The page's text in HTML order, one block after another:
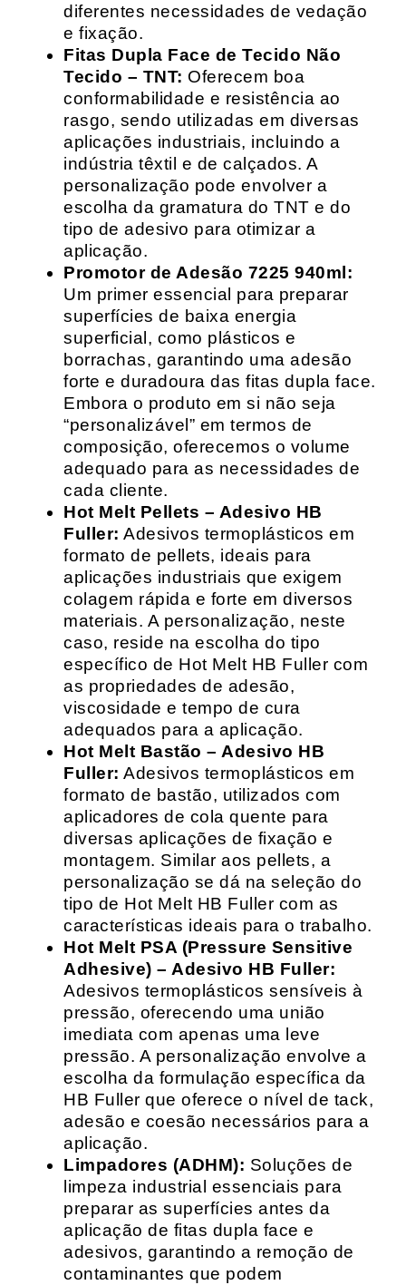
diferentes necessidades de vedação
e fixação.
Fitas Dupla Face de Tecido Não
Tecido – TNT: Oferecem boa
conformabilidade e resistência ao
rasgo, sendo utilizadas em diversas
aplicações industriais, incluindo a
indústria têxtil e de calçados. A
personalização pode envolver a
escolha da gramatura do TNT e do
tipo de adesivo para otimizar a
aplicação.
Promotor de Adesão 7225 940ml:
Um primer essencial para preparar
superfícies de baixa energia
superficial, como plásticos e
borrachas, garantindo uma adesão
forte e duradoura das fitas dupla face.
Embora o produto em si não seja
“personalizável” em termos de
composição, oferecemos o volume
adequado para as necessidades de
cada cliente.
Hot Melt Pellets – Adesivo HB
Fuller: Adesivos termoplásticos em
formato de pellets, ideais para
aplicações industriais que exigem
colagem rápida e forte em diversos
materiais. A personalização, neste
caso, reside na escolha do tipo
específico de Hot Melt HB Fuller com
as propriedades de adesão,
viscosidade e tempo de cura
adequados para a aplicação.
Hot Melt Bastão – Adesivo HB
Fuller: Adesivos termoplásticos em
formato de bastão, utilizados com
aplicadores de cola quente para
diversas aplicações de fixação e
montagem. Similar aos pellets, a
personalização se dá na seleção do
tipo de Hot Melt HB Fuller com as
características ideais para o trabalho.
Hot Melt PSA (Pressure Sensitive
Adhesive) – Adesivo HB Fuller:
Adesivos termoplásticos sensíveis à
pressão, oferecendo uma união
imediata com apenas uma leve
pressão. A personalização envolve a
escolha da formulação específica da
HB Fuller que oferece o nível de tack,
adesão e coesão necessários para a
aplicação.
Limpadores (ADHM): Soluções de
limpeza industrial essenciais para
preparar as superfícies antes da
aplicação de fitas dupla face e
adesivos, garantindo a remoção de
contaminantes que podem